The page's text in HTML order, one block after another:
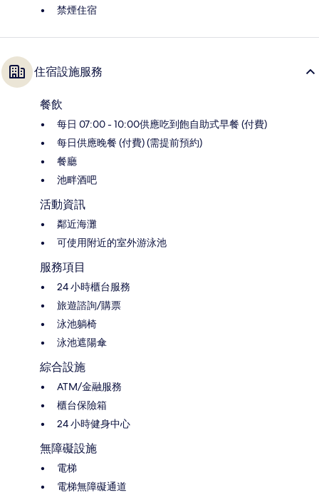
禁煙住宿
住宿設施服務
餐飲
每日 07:00 - 10:00供應吃到飽自助式早餐 (付費)
每日供應晚餐 (付費) (需提前預約)
餐廳
池畔酒吧
活動資訊
鄰近海灘
可使用附近的室外游泳池
服務項目
24 小時櫃台服務
旅遊諮詢/購票
泳池躺椅
泳池遮陽傘
綜合設施
ATM/金融服務
櫃台保險箱
24 小時健身中心
無障礙設施
電梯
電梯無障礙通道